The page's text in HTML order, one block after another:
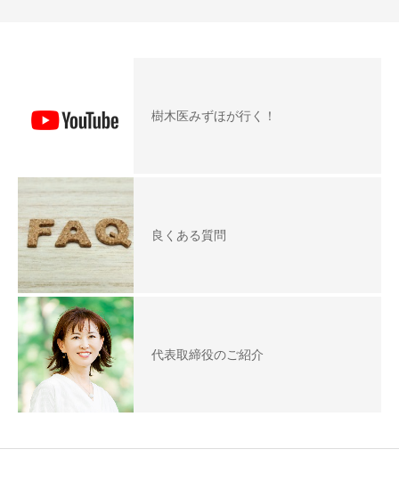
樹木医みずほが行く！
良くある質問
代表取締役のご紹介